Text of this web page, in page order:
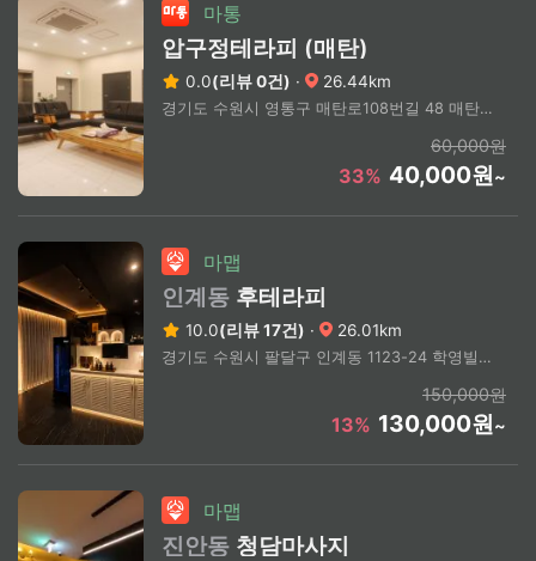
마통
압구정테라피 (매탄)
0.0(리뷰 0건) · 26.44km
경기도 수원시 영통구 매탄로108번길 48 매탄동 1266-2 삼성프라자Ⅱ 삼성프라자2 5층
60,000원
33% 40,000원~
마맵
인계동 후테라피
10.0(리뷰 17건) · 26.01km
경기도 수원시 팔달구 인계동 1123-24 학영빌딩 2층
150,000원
13% 130,000원~
마맵
진안동 청담마사지